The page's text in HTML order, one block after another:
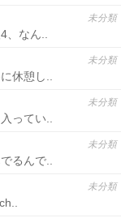
未分類
、なん..
未分類
休憩し..
未分類
ってい..
未分類
るんで..
未分類